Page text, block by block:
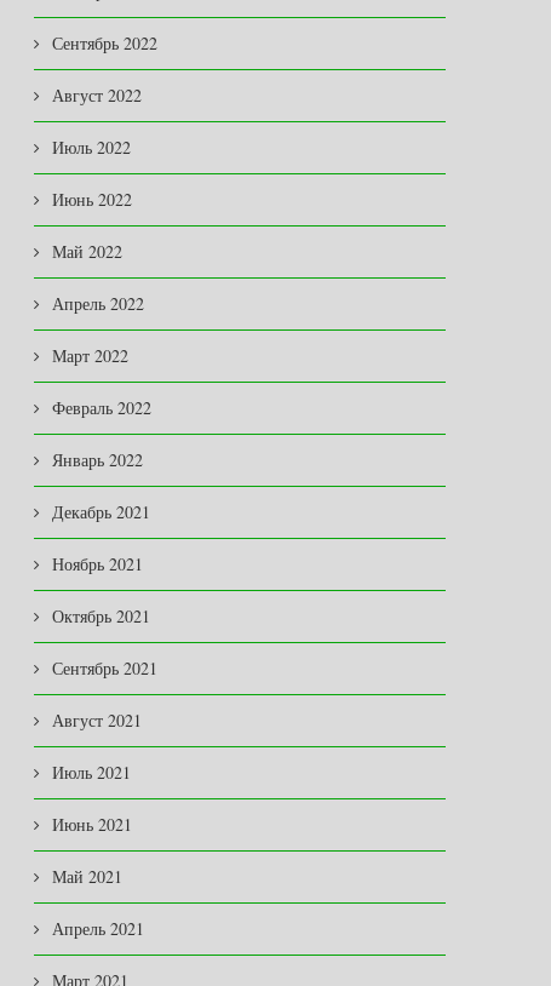
СОБРАНИИ
03.08.2026
ДУХА ЭПОХИ
Сентябрь 2022
Август 2022
Июль 2022
Июнь 2022
Май 2022
Апрель 2022
Март 2022
Февраль 2022
Январь 2022
Декабрь 2021
Ноябрь 2021
Октябрь 2021
Сентябрь 2021
Август 2021
Июль 2021
Июнь 2021
Май 2021
Апрель 2021
Март 2021